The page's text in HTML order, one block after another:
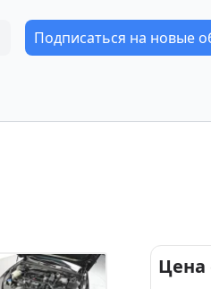
Подписаться на новые
Цена